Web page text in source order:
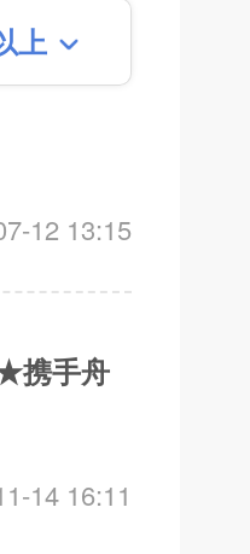
上
12 13:15
携手舟
14 16:11